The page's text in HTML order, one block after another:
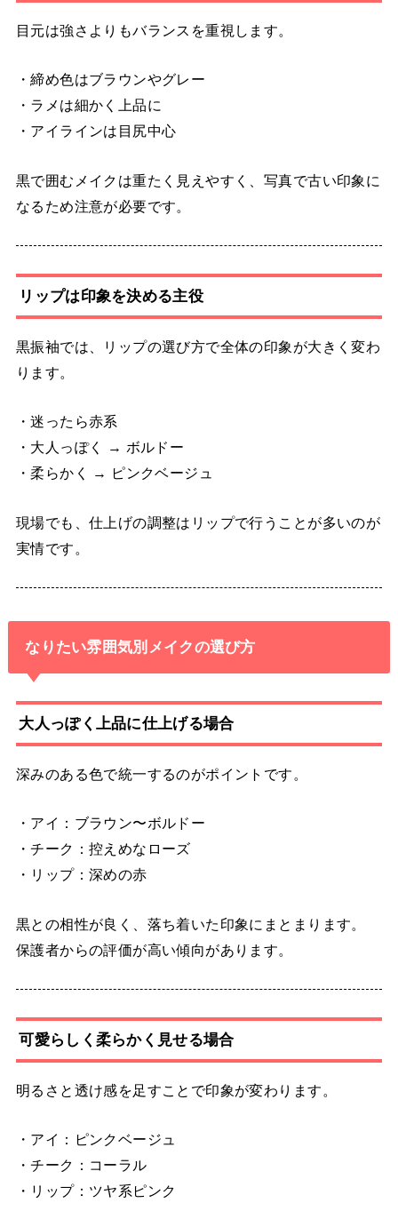
目元は強さよりもバランスを重視します。
・締め色はブラウンやグレー
・ラメは細かく上品に
・アイラインは目尻中心
黒で囲むメイクは重たく見えやすく、写真で古い印象に
なるため注意が必要です。
リップは印象を決める主役
黒振袖では、リップの選び方で全体の印象が大きく変わ
ります。
・迷ったら赤系
・大人っぽく → ボルドー
・柔らかく → ピンクベージュ
現場でも、仕上げの調整はリップで行うことが多いのが
実情です。
なりたい雰囲気別メイクの選び方
大人っぽく上品に仕上げる場合
深みのある色で統一するのがポイントです。
・アイ：ブラウン〜ボルドー
・チーク：控えめなローズ
・リップ：深めの赤
黒との相性が良く、落ち着いた印象にまとまります。
保護者からの評価が高い傾向があります。
可愛らしく柔らかく見せる場合
明るさと透け感を足すことで印象が変わります。
・アイ：ピンクベージュ
・チーク：コーラル
・リップ：ツヤ系ピンク